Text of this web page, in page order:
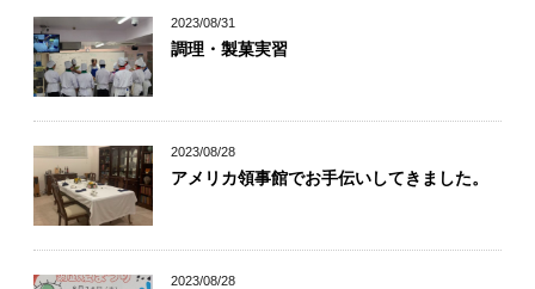
2023/08/31
調理・製菓実習
2023/08/28
アメリカ領事館でお手伝いしてきました。
2023/08/28